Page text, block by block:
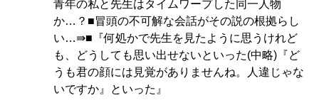
青年の私と先生はタイムワープした同一人物
か…？■冒頭の不可解な会話がその説の根拠らし
い…⇛■『何処かで先生を見たように思うけれど
も、どうしても思い出せないといった(中略)『ど
うも君の顔には見覚がありませんね。人違じゃな
いですか』といった』